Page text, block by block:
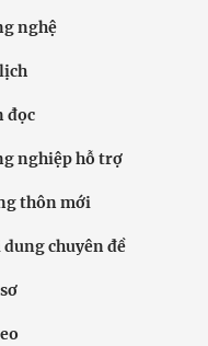
nghệ
đọc
nghiệp hỗ trợ
thôn mới
dung chuyên đề